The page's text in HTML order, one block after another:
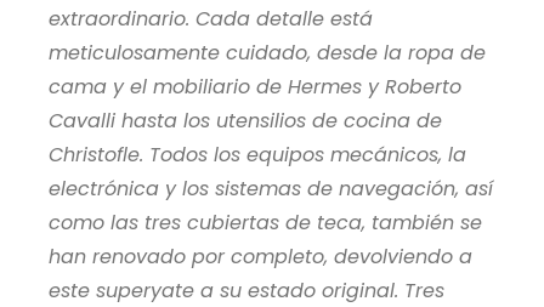
extraordinario. Cada detalle está
meticulosamente cuidado, desde la ropa de
cama y el mobiliario de Hermes y Roberto
Cavalli hasta los utensilios de cocina de
Christofle. Todos los equipos mecánicos, la
electrónica y los sistemas de navegación, así
como las tres cubiertas de teca, también se
han renovado por completo, devolviendo a
este superyate a su estado original. Tres